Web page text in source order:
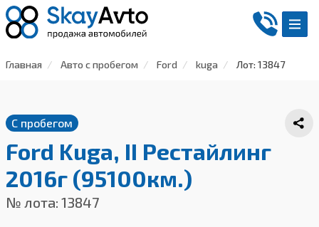
Главная Авто с пробегом Ford kuga Лот: 13847
С пробегом
Ford Kuga, II Рестайлинг
2016г (95100км.)
№ лота: 13847